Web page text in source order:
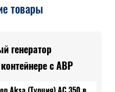
товары
генератор
с АВР